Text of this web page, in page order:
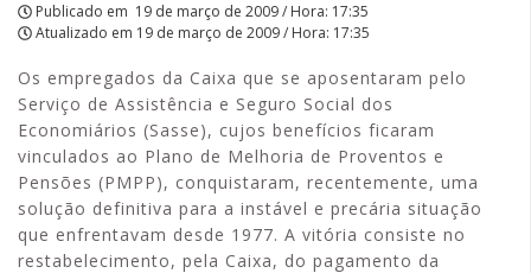
Publicado em 19 de março de 2009 / Hora: 17:35
Atualizado em 19 de março de 2009 / Hora: 17:35
Os empregados da Caixa que se aposentaram pelo
Serviço de Assistência e Seguro Social dos
Economiários (Sasse), cujos benefícios ficaram
vinculados ao Plano de Melhoria de Proventos e
Pensões (PMPP), conquistaram, recentemente, uma
solução definitiva para a instável e precária situação
que enfrentavam desde 1977. A vitória consiste no
restabelecimento, pela Caixa, do pagamento da